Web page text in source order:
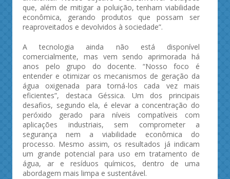
que, além de mitigar a poluição, tenham viabilidade
econômica, gerando produtos que possam ser
reaproveitados e devolvidos à sociedade”.
A tecnologia ainda não está disponível
comercialmente, mas vem sendo aprimorada há
anos pelo grupo do docente. “Nosso foco é
entender e otimizar os mecanismos de geração da
água oxigenada para torná-los cada vez mais
eficientes”, destaca Géssica. Um dos principais
desafios, segundo ela, é elevar a concentração do
peróxido gerado para níveis compatíveis com
aplicações industriais, sem comprometer a
segurança nem a viabilidade econômica do
processo. Mesmo assim, os resultados já indicam
um grande potencial para uso em tratamento de
água, ar e resíduos químicos, dentro de uma
abordagem mais limpa e sustentável.